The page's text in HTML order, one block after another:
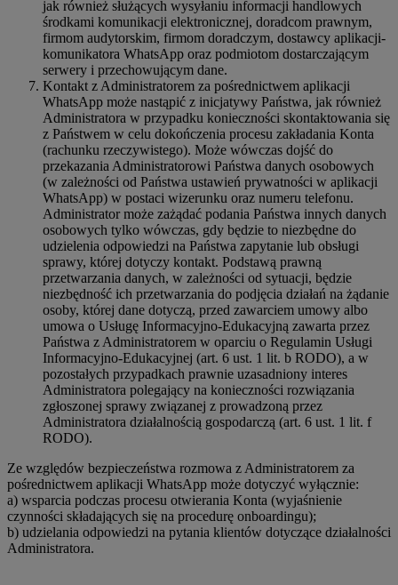
jak również służących wysyłaniu informacji handlowych
środkami komunikacji elektronicznej, doradcom prawnym,
firmom audytorskim, firmom doradczym, dostawcy aplikacji-
komunikatora WhatsApp oraz podmiotom dostarczającym
serwery i przechowującym dane.
Kontakt z Administratorem za pośrednictwem aplikacji
WhatsApp może nastąpić z inicjatywy Państwa, jak również
Administratora w przypadku konieczności skontaktowania się
z Państwem w celu dokończenia procesu zakładania Konta
(rachunku rzeczywistego). Może wówczas dojść do
przekazania Administratorowi Państwa danych osobowych
(w zależności od Państwa ustawień prywatności w aplikacji
WhatsApp) w postaci wizerunku oraz numeru telefonu.
Administrator może zażądać podania Państwa innych danych
osobowych tylko wówczas, gdy będzie to niezbędne do
udzielenia odpowiedzi na Państwa zapytanie lub obsługi
sprawy, której dotyczy kontakt. Podstawą prawną
przetwarzania danych, w zależności od sytuacji, będzie
niezbędność ich przetwarzania do podjęcia działań na żądanie
osoby, której dane dotyczą, przed zawarciem umowy albo
umowa o Usługę Informacyjno-Edukacyjną zawarta przez
Państwa z Administratorem w oparciu o Regulamin Usługi
Informacyjno-Edukacyjnej (art. 6 ust. 1 lit. b RODO), a w
pozostałych przypadkach prawnie uzasadniony interes
Administratora polegający na konieczności rozwiązania
zgłoszonej sprawy związanej z prowadzoną przez
Administratora działalnością gospodarczą (art. 6 ust. 1 lit. f
RODO).
Ze względów bezpieczeństwa rozmowa z Administratorem za
pośrednictwem aplikacji WhatsApp może dotyczyć wyłącznie:
a) wsparcia podczas procesu otwierania Konta (wyjaśnienie
czynności składających się na procedurę onboardingu);
b) udzielania odpowiedzi na pytania klientów dotyczące działalności
Administratora.